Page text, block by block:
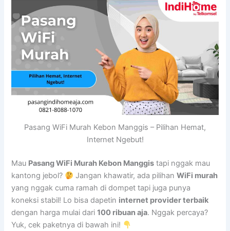
Pasang WiFi Murah Kebon Manggis – Pilihan Hemat,
Internet Ngebut!
Mau Pasang WiFi Murah Kebon Manggis tapi nggak mau
kantong jebol?
Jangan khawatir, ada pilihanWiFi murah
yang nggak cuma ramah di dompet tapi juga punya
koneksi stabil! Lo bisa dapetin internet provider terbaik
dengan harga mulai dari100 ribuan aja. Nggak percaya?
Yuk, cek paketnya di bawah ini!